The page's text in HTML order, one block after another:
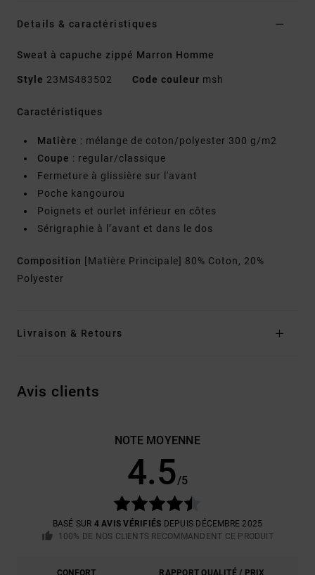
Details & caractéristiques
Sweat à capuche zippé Marron Homme
Style 23MS483502 Code couleur msh
Caractéristiques
Matière : mélange de coton/polyester 300 g/m2
Coupe : regular/classique
Fermeture à glissière sur l'avant
Poche kangourou
Poignets et ourlet inférieur en côtes
Sérigraphie à l’avant et dans le dos
Composition [Matière Principale] 80% Coton, 20%
Polyester
Livraison & Retours
Avis clients
NOTE MOYENNE
4.5/5
BASÉ SUR 4 AVIS VÉRIFIÉS DEPUIS DÉCEMBRE 2025
100% DE NOS CLIENTS RECOMMANDENT CE PRODUIT
CONFORT RAPPORT QUALITÉ / PRIX